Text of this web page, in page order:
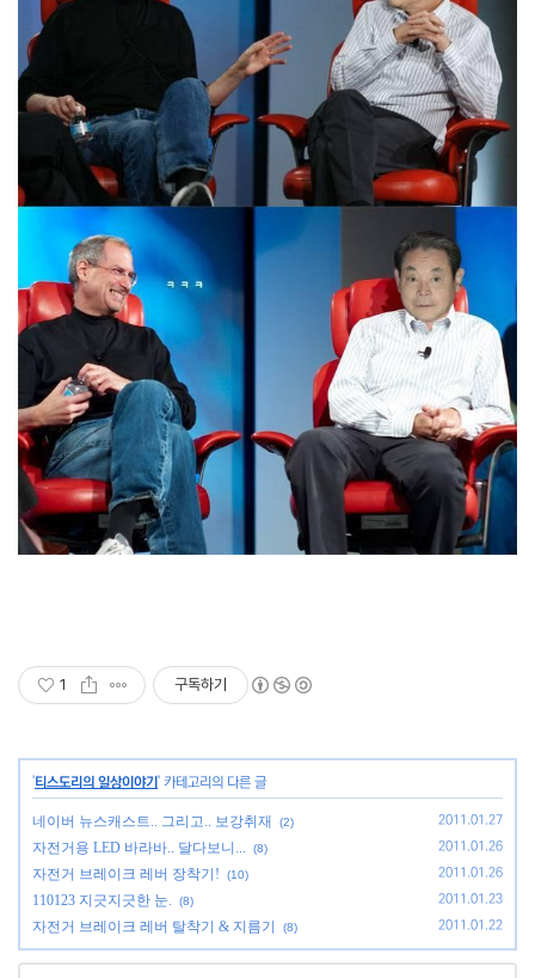
1 구독하기
'티스도리의 일상이야기 ' 카테고리의 다른 글
네이버 뉴스캐스트.. 그리고.. 보강취재 (2) 2011.01.27
자전거용 LED 바라바.. 달다보니... (8) 2011.01.26
자전거 브레이크 레버 장착기! (10) 2011.01.26
110123 지긋지긋한 눈. (8) 2011.01.23
자전거 브레이크 레버 탈착기 & 지름기 (8) 2011.01.22